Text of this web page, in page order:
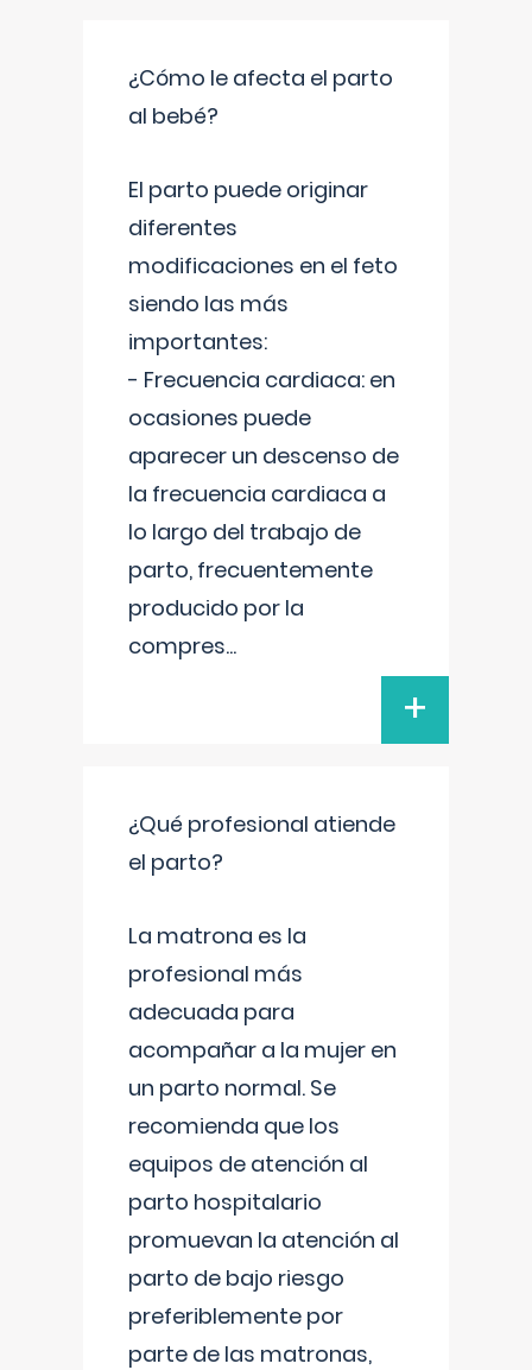
¿Cómo le afecta el parto
al bebé?
El parto puede originar
diferentes
modificaciones en el feto
siendo las más
importantes:
- Frecuencia cardiaca: en
ocasiones puede
aparecer un descenso de
la frecuencia cardiaca a
lo largo del trabajo de
parto, frecuentemente
producido por la
compres...
+
¿Qué profesional atiende
el parto?
La matrona es la
profesional más
adecuada para
acompañar a la mujer en
un parto normal. Se
recomienda que los
equipos de atención al
parto hospitalario
promuevan la atención al
parto de bajo riesgo
preferiblemente por
parte de las matronas,